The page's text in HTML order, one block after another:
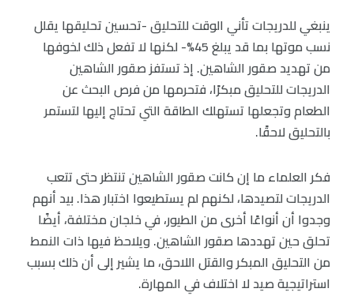
ينبغي للدريجات تأني الوقت للتحليق -تحسين تحليقها يقلل
نسب موتها بما قد يبلغ 45%- لكنها لا تفعل ذلك لخوفها
من تهديد صقور الشاهين. إذ تستفز صقور الشاهين
الدريجات للتحليق مبكرًا، فتحرمها من فرص البحث عن
الطعام وتجعلها تستهلك الطاقة التي تحتاج إليها لتستمر
بالتحليق لاحقًا.
فكر العلماء ما إن كانت صقور الشاهين تنتظر حتى تتعب
الدريجات لتصيدها، لكنهم لم يستطيعوا اختبار هذا. بيد أنهم
وجدوا أن أنواعًا أخرى من الطيور، في خلجان مختلفة، أيضًا
تحلق حين تهددها صقور الشاهين. ويلاحظ فيها ذات النمط
من التحليق المبكر والقتل اللاحق، ما يشير إلى أن ذلك بسبب
استراتيجية صيد لا اختلاف في المهارة.